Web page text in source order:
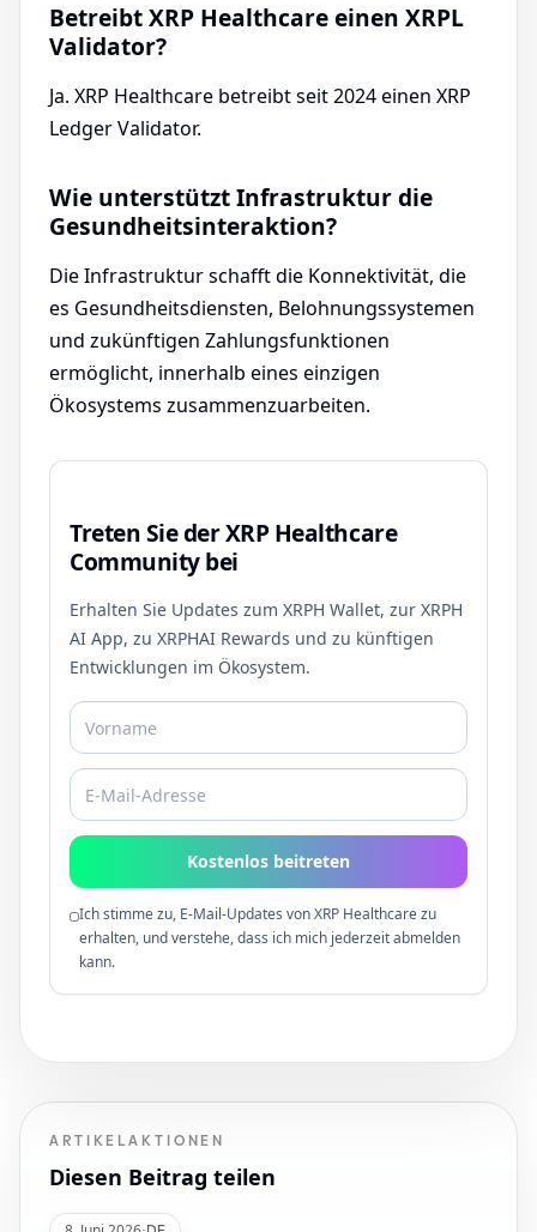
Betreibt XRP Healthcare einen XRPL
Validator?
Ja. XRP Healthcare betreibt seit 2024 einen XRP
Ledger Validator.
Wie unterstützt Infrastruktur die
Gesundheitsinteraktion?
Die Infrastruktur schafft die Konnektivität, die
es Gesundheitsdiensten, Belohnungssystemen
und zukünftigen Zahlungsfunktionen
ermöglicht, innerhalb eines einzigen
Ökosystems zusammenzuarbeiten.
Treten Sie der XRP Healthcare
Community bei
Erhalten Sie Updates zum XRPH Wallet, zur XRPH
AI App, zu XRPHAI Rewards und zu künftigen
Entwicklungen im Ökosystem.
Kostenlos beitreten
Ich stimme zu, E-Mail-Updates von XRP Healthcare zu
erhalten, und verstehe, dass ich mich jederzeit abmelden
kann.
ARTIKELAKTIONEN
Diesen Beitrag teilen